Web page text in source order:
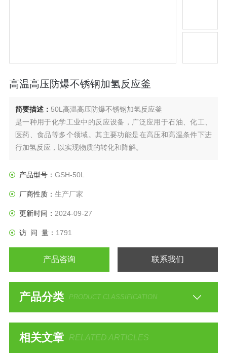
高温高压防爆不锈钢加氢反应釜
简要描述： 50L高温高压防爆不锈钢加氢反应釜
是一种用于化学工业中的反应设备，广泛应用于石油、化工、
医药、食品等多个领域。其主要功能是在高压和高温条件下进
行加氢反应，以实现物质的转化和降解。
产品型号： GSH-50L
厂商性质： 生产厂家
更新时间： 2024-09-27
访 问 量： 1791
产品咨询 联系我们
产品分类 PRODUCT CLASSIFICATION
相关文章 RELATED ARTICLES